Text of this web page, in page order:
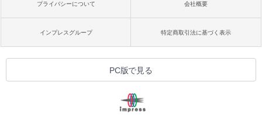
￥1,600
￥2,326
Amazon Kindle Colorsoft | 16GBストレ
ージ、防水、7インチカラーディスプレ
イ、色調調節ライト、最大8週間持続バッ
テリー、広告無し、ブラック (2025年発
売)
￥39,980
New Amazon Kindle Scribe Colorsoft |
11インチカラーディスプレイ、64GBスト
プライバシーについて 会社概要
インプレスグループ 特定商取引法に基づく表示
PC版で見る